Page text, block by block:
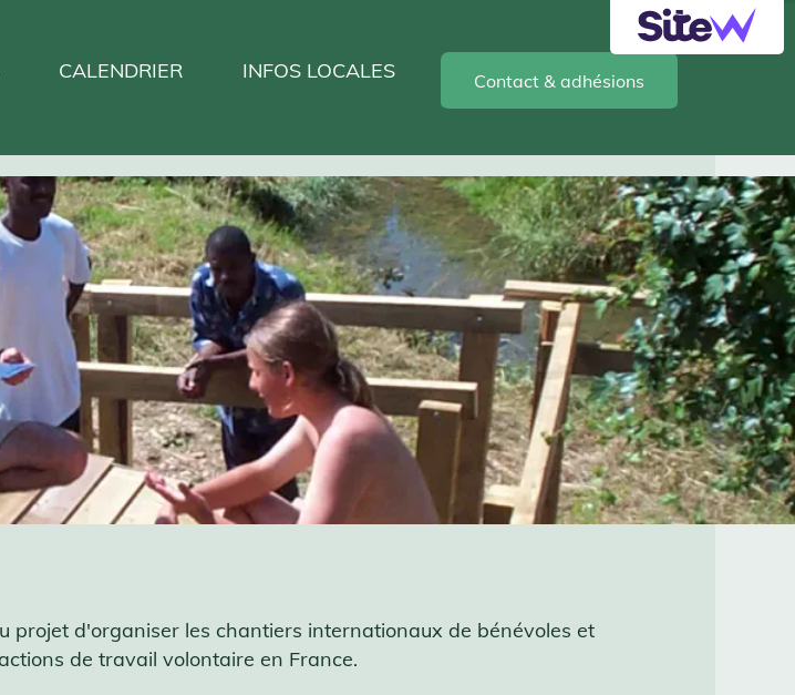
CALENDRIER INFOS LOCALES Contact & adhésions
projet d'organiser les chantiers internationaux de bénévoles et
de travail volontaire en France.